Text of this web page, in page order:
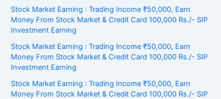
Stock Market Earning : Trading Income ₹50,000, Earn
Money From Stock Market & Credit Card 100,000 Rs./- SIP
Investment Earning
Stock Market Earning : Trading Income ₹50,000, Earn
Money From Stock Market & Credit Card 100,000 Rs./- SIP
Investment Earning
Stock Market Earning : Trading Income ₹50,000, Earn
Money From Stock Market & Credit Card 100,000 Rs./- SIP